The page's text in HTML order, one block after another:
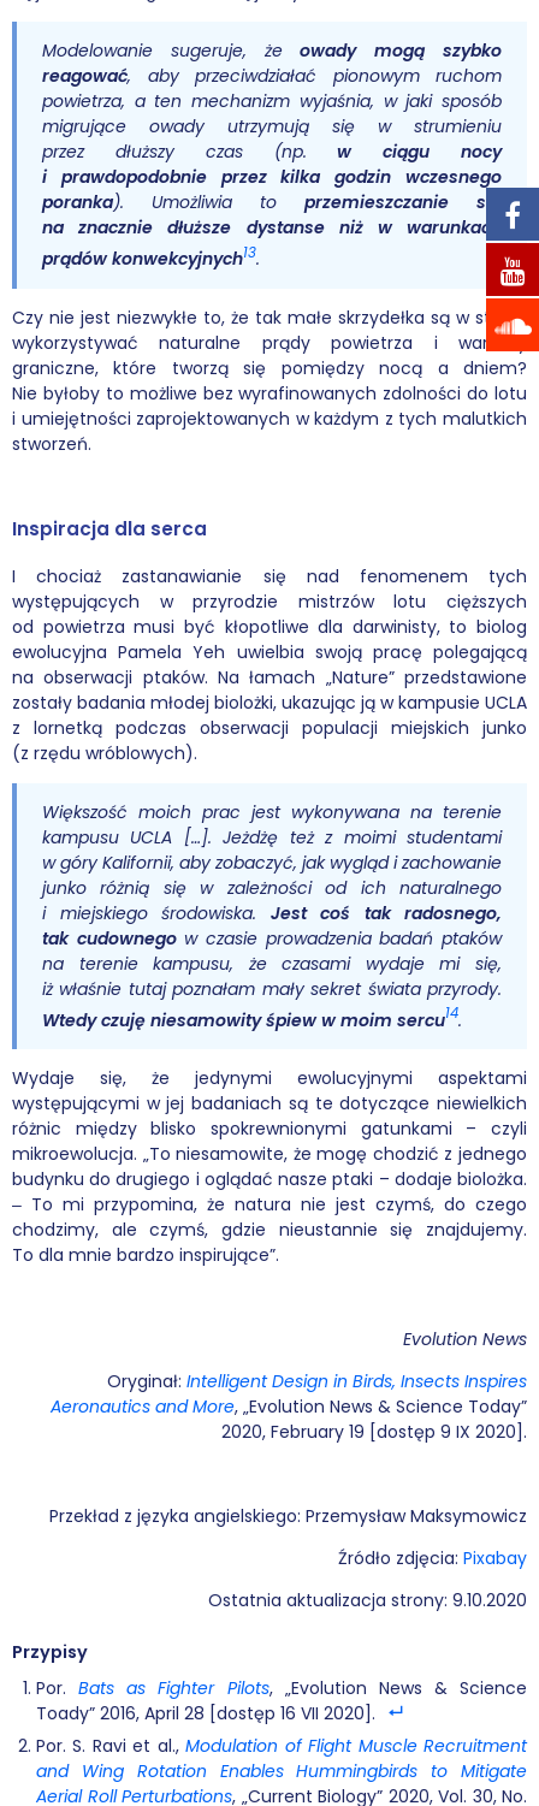
Modelowanie sugeruje, żeowady mogą szybko
reagować, aby przeciwdziałać pionowym ruchom
powietrza, a ten mechanizm wyjaśnia, w jaki sposób
migrujące owady utrzymują się w strumieniu
przez dłuższy czas (np.w ciągu nocy
i prawdopodobnie przez kilka godzin wczesnego
poranka). Umożliwia to przemieszczanie się
na znacznie dłuższe dystanse niż w warunkach
prądów konwekcyjnych13.
Czy nie jest niezwykłe to, że tak małe skrzydełka są w stanie
wykorzystywać naturalne prądy powietrza i warstwy
graniczne, które tworzą się pomiędzy nocą a dniem?
Nie byłoby to możliwe bez wyrafinowanych zdolności do lotu
i umiejętności zaprojektowanych w każdym z tych malutkich
stworzeń.
Inspiracja dla serca
I chociaż zastanawianie się nad fenomenem tych
występujących w przyrodzie mistrzów lotu cięższych
od powietrza musi być kłopotliwe dla darwinisty, to biolog
ewolucyjna Pamela Yeh uwielbia swoją pracę polegającą
na obserwacji ptaków. Na łamach „Nature” przedstawione
zostały badania młodej biolożki, ukazując ją w kampusie UCLA
z lornetką podczas obserwacji populacji miejskich junko
(z rzędu wróblowych).
Większość moich prac jest wykonywana na terenie
kampusu UCLA […]. Jeżdżę też z moimi studentami
w góry Kalifornii, aby zobaczyć, jak wygląd i zachowanie
junko różnią się w zależności od ich naturalnego
i miejskiego środowiska. Jest coś tak radosnego,
tak cudownegow czasie prowadzenia badań ptaków
na terenie kampusu, że czasami wydaje mi się,
iż właśnie tutaj poznałam mały sekret świata przyrody.
Wtedy czuję niesamowity śpiew w moim sercu14.
Wydaje się, że jedynymi ewolucyjnymi aspektami
występującymi w jej badaniach są te dotyczące niewielkich
różnic między blisko spokrewnionymi gatunkami – czyli
mikroewolucja. „To niesamowite, że mogę chodzić z jednego
budynku do drugiego i oglądać nasze ptaki – dodaje biolożka.
‒ To mi przypomina, że natura nie jest czymś, do czego
chodzimy, ale czymś, gdzie nieustannie się znajdujemy.
To dla mnie bardzo inspirujące”.
Evolution News
Oryginał: Intelligent Design in Birds, Insects Inspires
Aeronautics and More, „Evolution News & Science Today”
2020, February 19 [dostęp 9 IX 2020].
Przekład z języka angielskiego: Przemysław Maksymowicz
Źródło zdjęcia: Pixabay
Ostatnia aktualizacja strony: 9.10.2020
Przypisy
Por.Bats as Fighter Pilots, „Evolution News & Science
Toady” 2016, April 28 [dostęp 16 VII 2020].
Por. S. Ravi et al.,Modulation of Flight Muscle Recruitment
and Wing Rotation Enables Hummingbirds to Mitigate
Aerial Roll Perturbations, „Current Biology” 2020, Vol. 30, No.